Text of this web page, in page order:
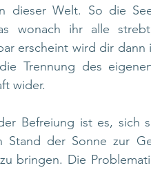
dieser Welt. So die
wonach ihr alle
erscheint wird dir
Trennung des
wider.
Befreiung ist es, sich
Stand der Sonne zur
bringen. Die